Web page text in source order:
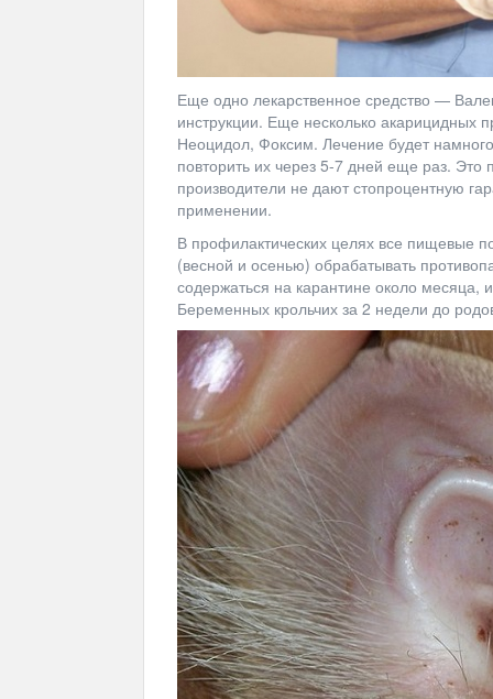
Еще одно лекарственное средство —
инструкции. Еще несколько
Неоцидол, Фоксим. Лечение будет
повторить их через 5-7 дней еще раз. Это
производители не дают стопроцентную
применении.
В профилактических целях все пищевые
(весной и осенью) обрабатывать
содержаться на карантине около месяца,
Беременных крольчих за 2 недели до